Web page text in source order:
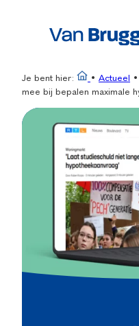
Je bent hier: • Actueel •
mee bij bepalen maximale